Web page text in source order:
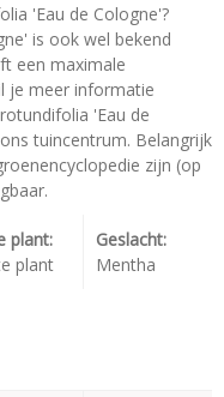
'Eau de Cologne'?
is ook wel bekend
een maximale
je meer informatie
'Eau de
tuincentrum. Belangrijk
zijn (op
plant:
plant
Geslacht:
Mentha